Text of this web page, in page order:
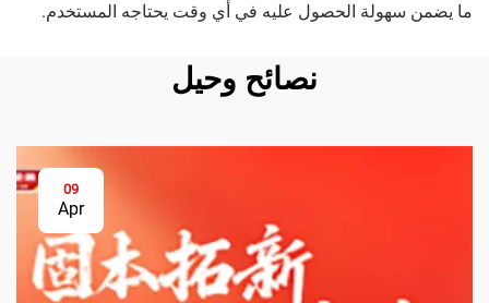
ما يضمن سهولة الحصول عليه في أي وقت يحتاجه المستخدم.
نصائح وحيل
09
Apr